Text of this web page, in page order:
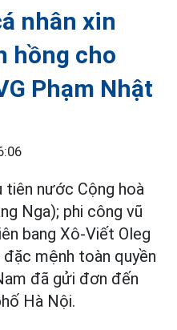
nhân xin
hồng cho
Phạm Nhật
tiên nước Cộng hoà
Nga); phi công vũ
bang Xô-Viết Oleg
mệnh toàn quyền
đã gửi đơn đến
Hà Nội.